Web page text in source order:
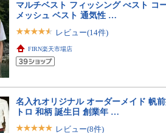
マルチベスト フィッシング べスト コ
メッシュ ベスト 通気性 …
レビュー(14件)
FIRN楽天市場店
名入れオリジナル オーダーメイド 帆
トロ 和柄 誕生日 創業年 …
レビュー(8件)